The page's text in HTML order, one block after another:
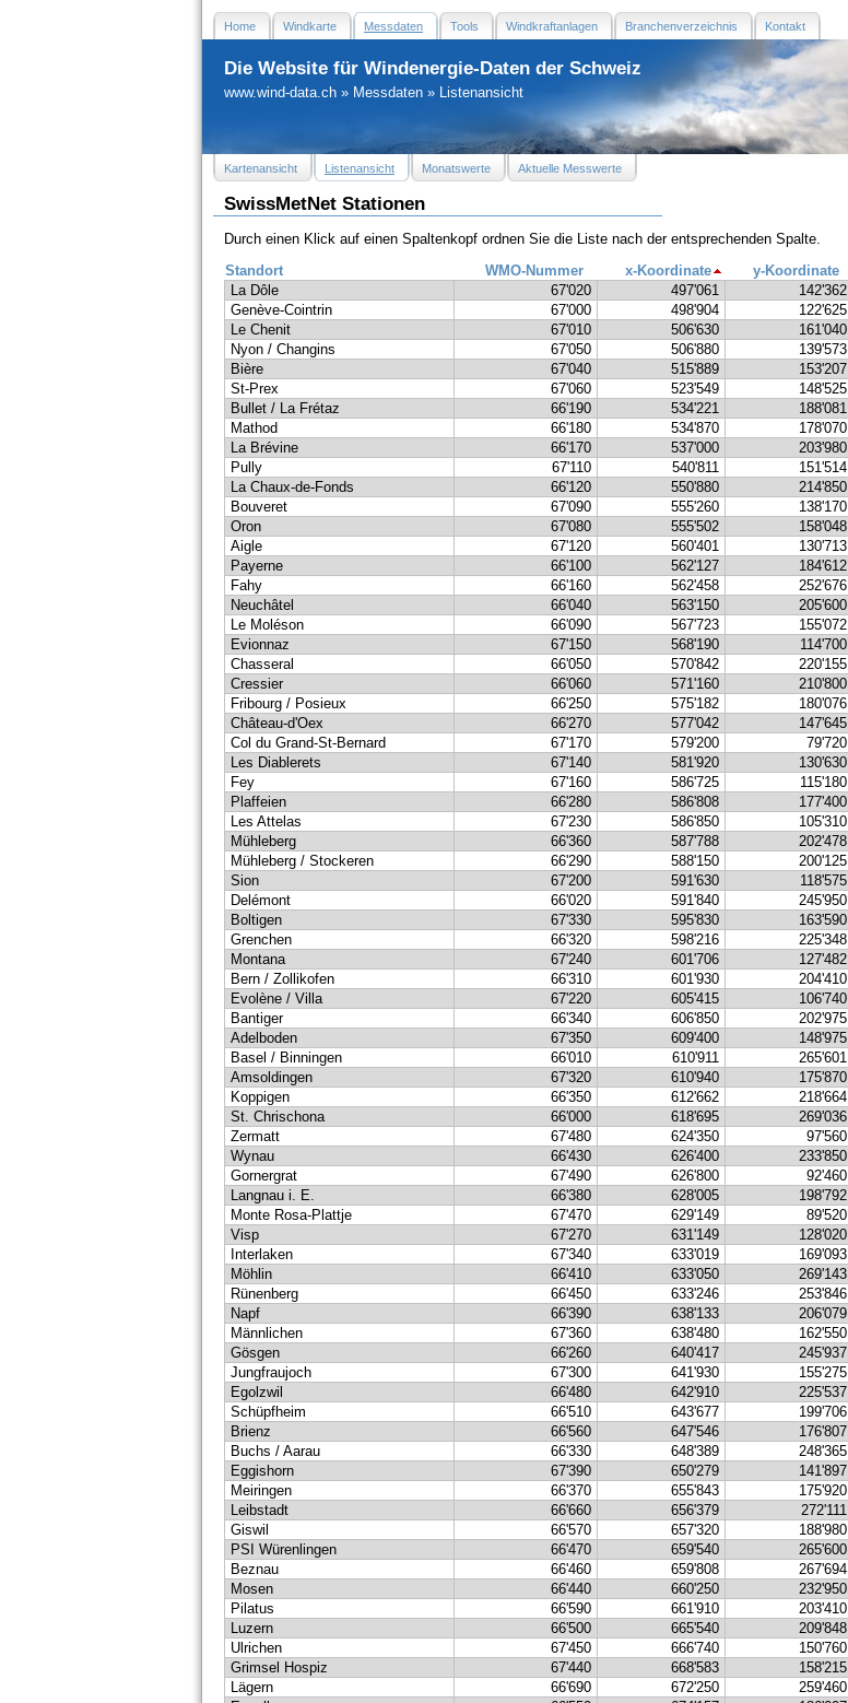
Home Windkarte Messdaten Tools Windkraftanlagen Branchenverzeichnis Kontakt
Die Website für Windenergie-Daten der Schweiz
www.wind-data.ch » Messdaten » Listenansicht
Kartenansicht Listenansicht Monatswerte Aktuelle Messwerte
SwissMetNet Stationen
Durch einen Klick auf einen Spaltenkopf ordnen Sie die Liste nach der entsprechenden Spalte.
Standort
WMO-Nummer x-Koordinate y-Koordinate
La Dôle
67'020 497'061 142'362
Genève-Cointrin
67'000 498'904 122'625
Le Chenit
67'010 506'630 161'040
Nyon / Changins
67'050 506'880 139'573
Bière
67'040 515'889 153'207
St-Prex
67'060 523'549 148'525
Bullet / La Frétaz
66'190 534'221 188'081
Mathod
66'180 534'870 178'070
La Brévine
66'170 537'000 203'980
Pully
67'110 540'811 151'514
La Chaux-de-Fonds
66'120 550'880 214'850
Bouveret
67'090 555'260 138'170
Oron
67'080 555'502 158'048
Aigle
67'120 560'401 130'713
Payerne
66'100 562'127 184'612
Fahy
66'160 562'458 252'676
Neuchâtel
66'040 563'150 205'600
Le Moléson
66'090 567'723 155'072
Evionnaz
67'150 568'190 114'700
Chasseral
66'050 570'842 220'155
Cressier
66'060 571'160 210'800
Fribourg / Posieux
66'250 575'182 180'076
Château-d'Oex
66'270 577'042 147'645
Col du Grand-St-Bernard
67'170 579'200 79'720
Les Diablerets
67'140 581'920 130'630
Fey
67'160 586'725 115'180
Plaffeien
66'280 586'808 177'400
Les Attelas
67'230 586'850 105'310
Mühleberg
66'360 587'788 202'478
Mühleberg / Stockeren
66'290 588'150 200'125
Sion
67'200 591'630 118'575
Delémont
66'020 591'840 245'950
Boltigen
67'330 595'830 163'590
Grenchen
66'320 598'216 225'348
Montana
67'240 601'706 127'482
Bern / Zollikofen
66'310 601'930 204'410
Evolène / Villa
67'220 605'415 106'740
Bantiger
66'340 606'850 202'975
Adelboden
67'350 609'400 148'975
Basel / Binningen
66'010 610'911 265'601
Amsoldingen
67'320 610'940 175'870
Koppigen
66'350 612'662 218'664
St. Chrischona
66'000 618'695 269'036
Zermatt
67'480 624'350 97'560
Wynau
66'430 626'400 233'850
Gornergrat
67'490 626'800 92'460
Langnau i. E.
66'380 628'005 198'792
Monte Rosa-Plattje
67'470 629'149 89'520
Visp
67'270 631'149 128'020
Interlaken
67'340 633'019 169'093
Möhlin
66'410 633'050 269'143
Rünenberg
66'450 633'246 253'846
Napf
66'390 638'133 206'079
Männlichen
67'360 638'480 162'550
Gösgen
66'260 640'417 245'937
Jungfraujoch
67'300 641'930 155'275
Egolzwil
66'480 642'910 225'537
Schüpfheim
66'510 643'677 199'706
Brienz
66'560 647'546 176'807
Buchs / Aarau
66'330 648'389 248'365
Eggishorn
67'390 650'279 141'897
Meiringen
66'370 655'843 175'920
Leibstadt
66'660 656'379 272'111
Giswil
66'570 657'320 188'980
PSI Würenlingen
66'470 659'540 265'600
Beznau
66'460 659'808 267'694
Mosen
66'440 660'250 232'950
Pilatus
66'590 661'910 203'410
Luzern
66'500 665'540 209'848
Ulrichen
67'450 666'740 150'760
Grimsel Hospiz
67'440 668'583 158'215
Lägern
66'690 672'250 259'460